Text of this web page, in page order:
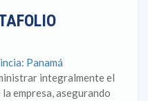
Panamá
integralmente el
empresa, asegurando